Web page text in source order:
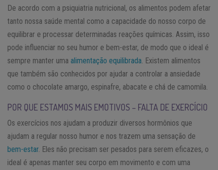
De acordo com a psiquiatria nutricional, os alimentos podem afetar
tanto nossa saúde mental como a capacidade do nosso corpo de
equilibrar e processar determinadas reações químicas. Assim, isso
pode influenciar no seu humor e bem-estar, de modo que o ideal é
sempre manter uma alimentação equilibrada . Existem alimentos
que também são conhecidos por ajudar a controlar a ansiedade
como o chocolate amargo, espinafre, abacate e chá de camomila.
POR QUE ESTAMOS MAIS EMOTIVOS – FALTA DE EXERCÍCIO
Os exercícios nos ajudam a produzir diversos hormônios que
ajudam a regular nosso humor e nos trazem uma sensação de
bem-estar. Eles não precisam ser pesados para serem eficazes, o
ideal é apenas manter seu corpo em movimento e com uma